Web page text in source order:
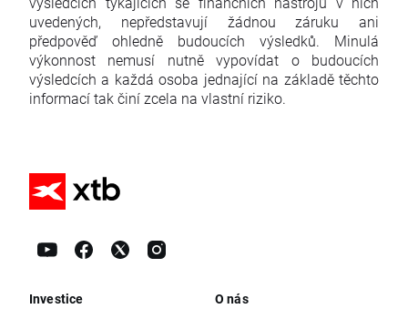
uvedených, nepředstavují žádnou záruku ani
předpověď ohledně budoucích výsledků. Minulá
výkonnost nemusí nutně vypovídat o budoucích
výsledcích a každá osoba jednající na základě těchto
informací tak činí zcela na vlastní riziko.
Investice O nás